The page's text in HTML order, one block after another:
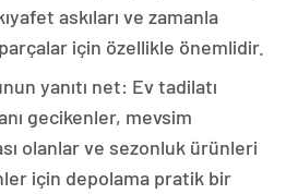
askıları ve zamanla
için özellikle önemlidir.
yanıtı net: Ev tadilatı
gecikenler, mevsim
olanlar ve sezonluk ürünleri
için depolama pratik bir